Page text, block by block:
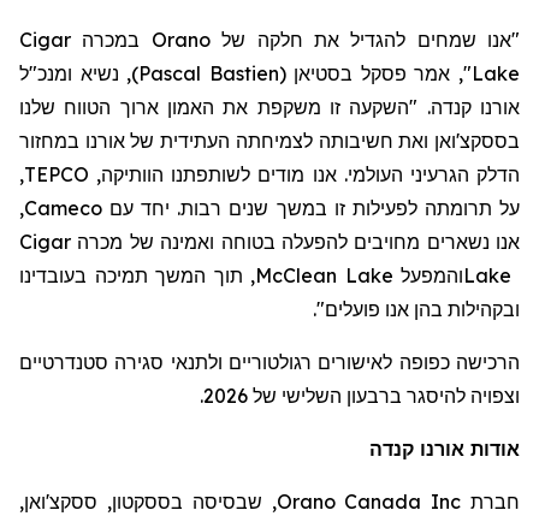
"אנו שמחים להגדיל את חלקה שלOrano במכרה Cigar
Lake
", אמר פסקל בסטיאן (
Pascal Bastien
), נשיא ומנכ"ל
אורנו קנדה. "השקעה זו משקפת את האמון ארוך הטווח שלנו
בססקצ'ואן ואת חשיבותה לצמיחתה העתידית של אורנו במחזור
הדלק הגרעיני העולמי. אנו מודים לשותפתנו הוותיקה, TEPCO
,
על תרומתה לפעילות זו במשך שנים רבות. יחד עם Cameco
,
אנו נשארים מחויבים להפעלה בטוחה ואמינה של מכרה Cigar
Lakeוהמפעל McClean Lake, תוך המשך תמיכה בעובדינו
ובקהילות בהן אנו פועלים".
הרכישה כפופה לאישורים רגולטוריים ולתנאי סגירה סטנדרטיים
וצפויה להיסגר ברבעון השלישי של 2026.
אודות אורנו קנדה
חברת Orano Canada Inc, שבסיסה בססקטון, ססקצ'ואן,